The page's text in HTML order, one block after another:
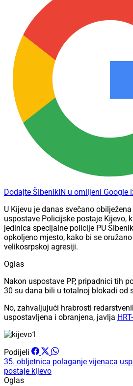
Dodajte ŠibenikIN u omiljeni Google
U Kijevu je danas svečano
uspostave Policijske postaje Kijevo,
jedinica specijalne policije PU
opkoljeno mjesto, kako bi se
velikosrpskoj agresiji.
Oglas
Nakon uspostave PP, pripadnici tih
30 su dana bili u totalnoj blokadi od
No, zahvaljujući hrabrosti
uspostavljena i obranjena, javlja
Podijeli
35. obljetnica polaganje vijenaca
postaje kijevo
Oglas